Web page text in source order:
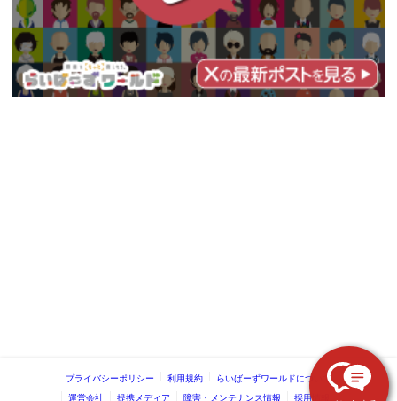
プライバシーポリシー 利用規約 らいばーずワールドについて
運営会社 提携メディア 障害・メンテナンス情報 採用情報